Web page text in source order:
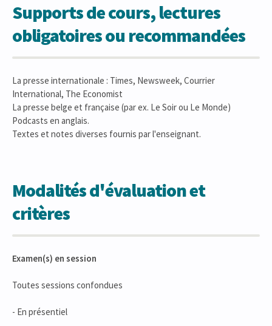
Supports de cours, lectures
obligatoires ou recommandées
La presse internationale : Times, Newsweek, Courrier
International, The Economist
La presse belge et française (par ex. Le Soir ou Le Monde)
Podcasts en anglais.
Textes et notes diverses fournis par l'enseignant.
Modalités d'évaluation et
critères
Examen(s) en session
Toutes sessions confondues
- En présentiel